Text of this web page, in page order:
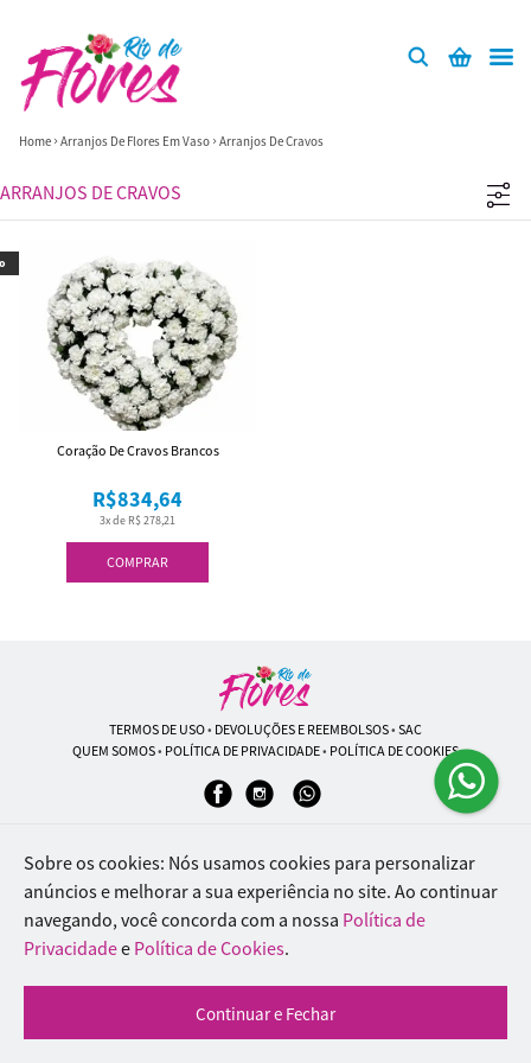
Home Arranjos De Flores Em Vaso Arranjos De Cravos
ARRANJOS DE CRAVOS
COMPRAR
3x de R$ 278,21
R$834,64
Coração De Cravos Brancos
TERMOS DE USO• DEVOLUÇÕES E REEMBOLSOS• SAC
QUEM SOMOS• POLÍTICA DE PRIVACIDADE• POLÍTICA DE COOKIES
Rua Lopes Trovão, 42 - Rio de Janeiro - RJ - 20.920-340
WhatsApp: (21) 96451-9290| Telefone: (21) 9 6715-9790
© 2024-2026 - Todos os direitos reservados - Desenvolvido por
Inteligentes
Sobre os cookies: Nós usamos cookies para personalizar
anúncios e melhorar a sua experiência no site. Ao continuar
navegando, você concorda com a nossa Política de
Privacidadee Política de Cookies.
Continuar e Fechar